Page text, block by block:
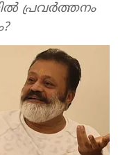
പ്രവര്‍ത്തനം